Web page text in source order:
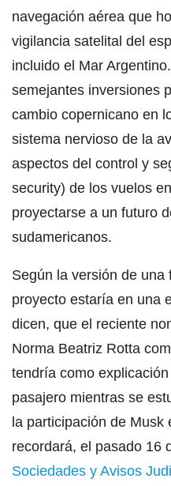
navegación aérea que
vigilancia satelital del
incluido el Mar
semejantes inversiones
cambio copernicano en
sistema nervioso de la
aspectos del control y
security) de los vuelos
proyectarse a un futuro
sudamericanos.
Según la versión de una
proyecto estaría en una
dicen, que el reciente
Norma Beatriz Rotta
tendría como
pasajero mientras se
la participación de Musk
recordará, el pasado 16
Sociedades y Avisos